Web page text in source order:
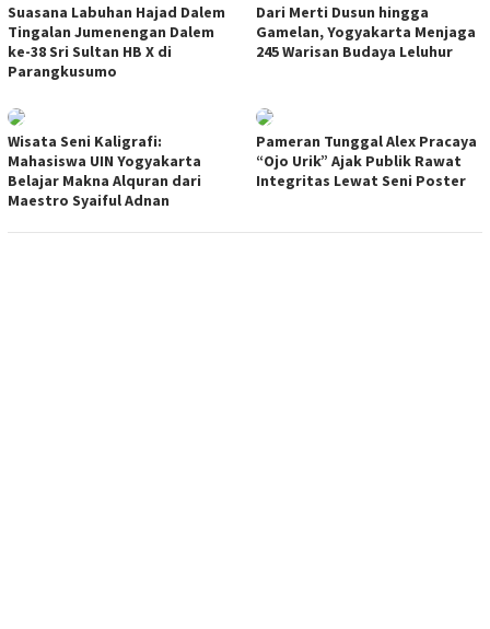
Suasana Labuhan Hajad Dalem
Tingalan Jumenengan Dalem
ke-38 Sri Sultan HB X di
Parangkusumo
Dari Merti Dusun hingga
Gamelan, Yogyakarta Menjaga
245 Warisan Budaya Leluhur
Wisata Seni Kaligrafi:
Mahasiswa UIN Yogyakarta
Belajar Makna Alquran dari
Maestro Syaiful Adnan
Pameran Tunggal Alex Pracaya
“Ojo Urik” Ajak Publik Rawat
Integritas Lewat Seni Poster